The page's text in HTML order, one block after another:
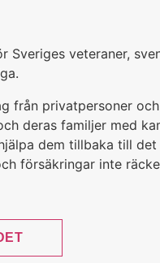
Sveriges veteraner,
från privatpersoner
deras familjer med
dem tillbaka till det
försäkringar inte